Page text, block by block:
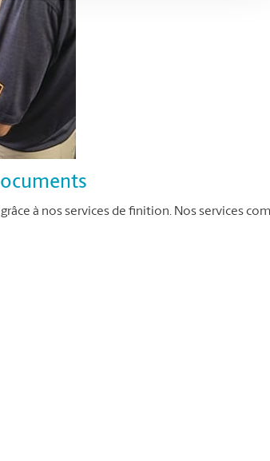
à nos services de finition. Nos services